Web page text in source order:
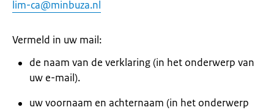
lim-ca@minbuza.nl
Vermeld in uw mail:
de naam van de verklaring (in het onderwerp van
uw e-mail).
uw voornaam en achternaam (in het onderwerp